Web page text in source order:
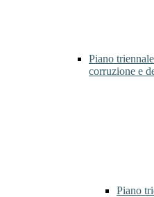
Piano
corruzione e
Piano